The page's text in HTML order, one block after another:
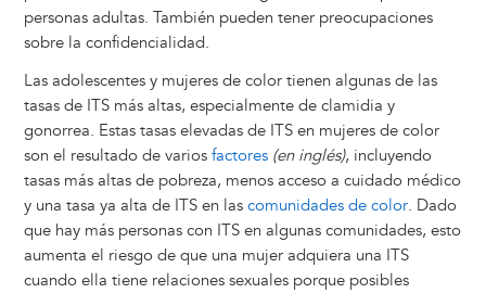
personas adultas. También pueden tener preocupaciones
sobre la confidencialidad.
Las adolescentes y mujeres de color tienen algunas de las
tasas de ITS más altas, especialmente de clamidia y
gonorrea. Estas tasas elevadas de ITS en mujeres de color
son el resultado de varios factores (en inglés), incluyendo
tasas más altas de pobreza, menos acceso a cuidado médico
y una tasa ya alta de ITS en las comunidades de color. Dado
que hay más personas con ITS en algunas comunidades, esto
aumenta el riesgo de que una mujer adquiera una ITS
cuando ella tiene relaciones sexuales porque posibles